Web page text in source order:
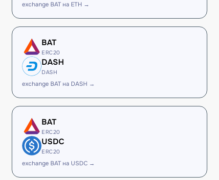
exchange BAT на ETH →
BAT
ERC20
DASH
DASH
exchange BAT на DASH →
BAT
ERC20
USDC
ERC20
exchange BAT на USDC →